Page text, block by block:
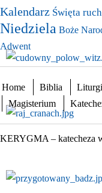
Kalendarz Święta
Niedziela Boże
Adwent
Home Biblia
Magisterium
KERYGMA – katecheza